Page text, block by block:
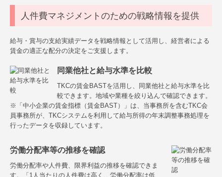
人件費マネジメントのための戦略情報を提供
給与・賞与の支給実績データを戦略情報として活用し、経営者による
賃金の適正な配分の決定をご支援します。
同業他社と給与水準を比較
TKCの賃金BASTを活用し、同業他社と給与水準を比
較できます。地域や業種を絞り込んで確認できます。
※「中小企業の賃金指標（賃金BAST）」は、当事務所を含むTKC会
員事務所が、TKCシステムを利用して給与所得の年末調整事務処理を
行ったデータを収録しています。
労働分配率等の推移を確認
労働分配率や人件費、限界利益の推移を確認できま
す。「1人当たりの人件費は高く、労働分配率は低